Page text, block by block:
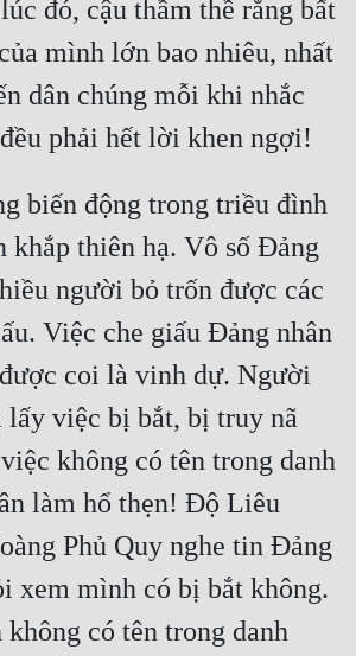
đó, cậu thầm thề rằng bất
mình lớn bao nhiêu, nhất
dân chúng mỗi khi nhắc
biến động trong triều đình
khắp thiên hạ. Vô số Đảng
người bỏ trốn được các
Việc che giấu Đảng nhân
coi là vinh dự. Người
lấy việc bị bắt, bị truy nã
không có tên trong danh
làm hổ thẹn! Độ Liêu
Phủ Quy nghe tin Đảng
xem mình có bị bắt không.
có tên trong danh